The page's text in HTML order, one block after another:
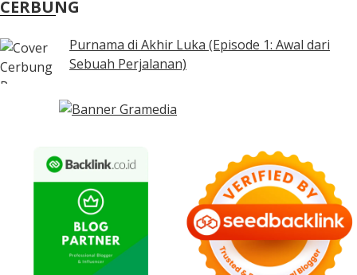
CERBUNG
Purnama di Akhir Luka (Episode 1: Awal dari
Sebuah Perjalanan)